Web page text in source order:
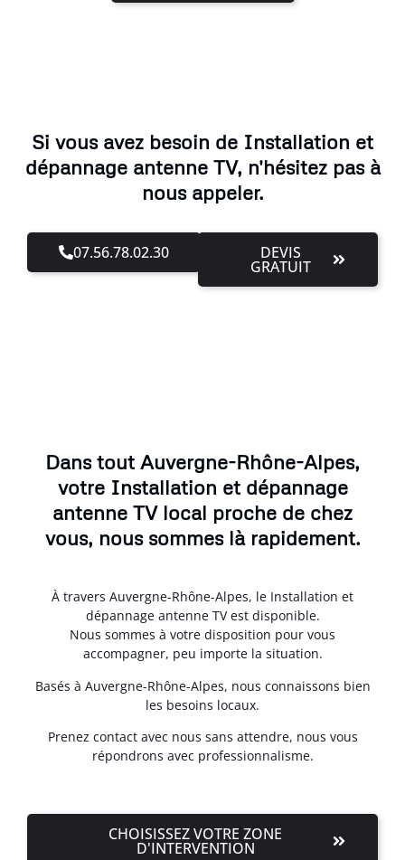
Si vous avez besoin de Installation et
dépannage antenne TV, n'hésitez pas à
nous appeler.
07.56.78.02.30 DEVIS
GRATUIT
Dans tout Auvergne-Rhône-Alpes,
votre Installation et dépannage
antenne TV local proche de chez
vous, nous sommes là rapidement.
À travers Auvergne-Rhône-Alpes, le Installation et
dépannage antenne TV est disponible.
Nous sommes à votre disposition pour vous
accompagner, peu importe la situation.
Basés à Auvergne-Rhône-Alpes, nous connaissons bien
les besoins locaux.
Prenez contact avec nous sans attendre, nous vous
répondrons avec professionnalisme.
CHOISISSEZ VOTRE ZONE
D'INTERVENTION